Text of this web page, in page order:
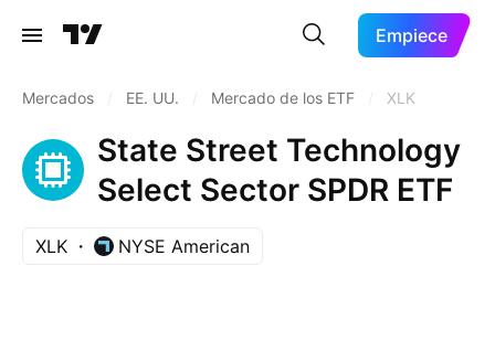
Empiece
Mercados EE. UU. Mercado de los ETF XLK
State Street Technology
Select Sector SPDR ETF
XLK NYSE American